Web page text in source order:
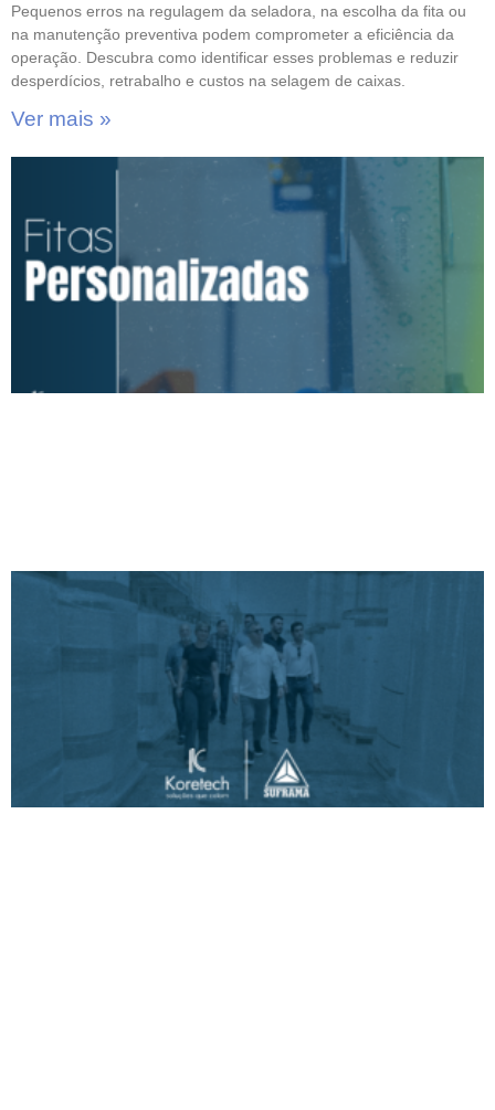
Pequenos erros na regulagem da seladora, na escolha da fita ou
na manutenção preventiva podem comprometer a eficiência da
operação. Descubra como identificar esses problemas e reduzir
desperdícios, retrabalho e custos na selagem de caixas.
Ver mais »